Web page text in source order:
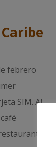
febrero
SIM. Al